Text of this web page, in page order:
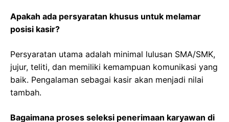
Apakah ada persyaratan khusus untuk melamar
posisi kasir?
Persyaratan utama adalah minimal lulusan SMA/SMK,
jujur, teliti, dan memiliki kemampuan komunikasi yang
baik. Pengalaman sebagai kasir akan menjadi nilai
tambah.
Bagaimana proses seleksi penerimaan karyawan di